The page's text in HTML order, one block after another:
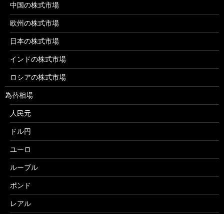
中国の株式市場
欧州の株式市場
日本の株式市場
インドの株式市場
ロシアの株式市場
為替相場
人民元
ドル円
ユーロ
ルーブル
ポンド
レアル